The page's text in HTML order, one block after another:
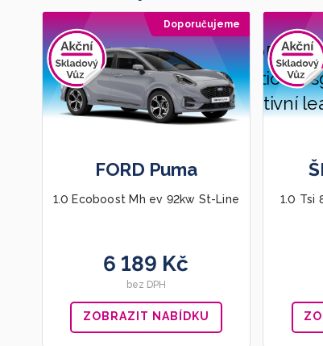
Doporučujeme
FORD Puma
1.0 Ecoboost Mh ev 92kw St-Line
6 189 Kč
bez DPH
ZOBRAZIT NABÍDKU
1.0 Tsi